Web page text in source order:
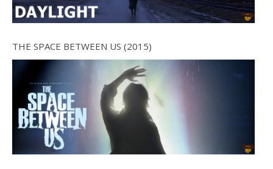
THE SPACE BETWEEN US (2015)